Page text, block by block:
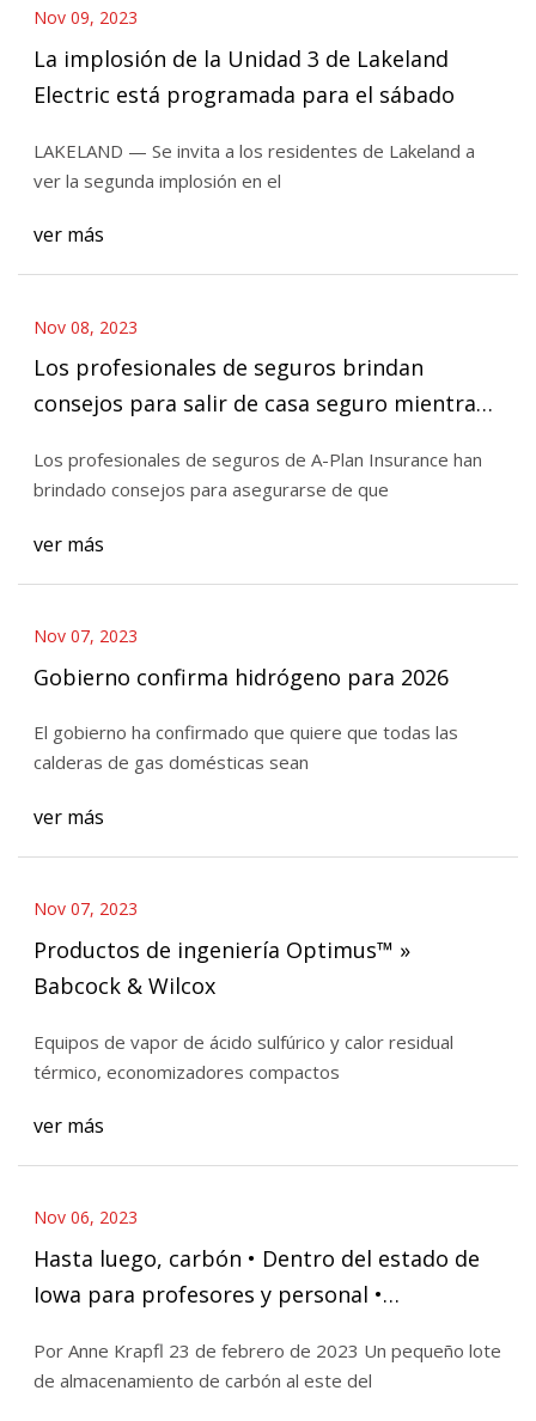
Nov 09, 2023
La implosión de la Unidad 3 de Lakeland
Electric está programada para el sábado
LAKELAND — Se invita a los residentes de Lakeland a
ver la segunda implosión en el
ver más
Nov 08, 2023
Los profesionales de seguros brindan
consejos para salir de casa seguro mientras
Los profesionales de seguros de A-Plan Insurance han
brindado consejos para asegurarse de que
ver más
Nov 07, 2023
Gobierno confirma hidrógeno para 2026
El gobierno ha confirmado que quiere que todas las
calderas de gas domésticas sean
ver más
Nov 07, 2023
Productos de ingeniería Optimus™ »
Babcock & Wilcox
Equipos de vapor de ácido sulfúrico y calor residual
térmico, economizadores compactos
ver más
Nov 06, 2023
Hasta luego, carbón • Dentro del estado de
Iowa para profesores y personal •
Por Anne Krapfl 23 de febrero de 2023 Un pequeño lote
de almacenamiento de carbón al este del